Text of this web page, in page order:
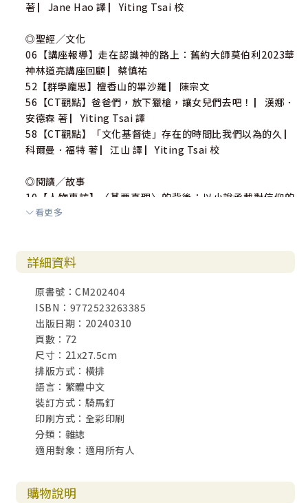
著 ▏Jane Hao 譯 ▏Yiting Tsai 校
◎聖經╱文化
06【講座報導】走在認識神的路上：舊約大師莫伯利2023華
神林道亮講座回顧 ▏蔡慎祐
52【群學龐思】檀香山的畢沙羅 ▏陳宗文
56【CT觀點】爸爸們，放下獵槍，讓女兒們去吧！ ▏漢娜．
安德森 著 ▏Yiting Tsai 譯
58【CT觀點】「文化基督徒」存在的時間比我們以為的久 ▏
科爾曼．福特 著 ▏江山 譯 ▏Yiting Tsai 校
◎閱讀╱故事
10【人物專訪】〈基要真理〉的背後：以小說承載對信仰的
疑問 ▏洪睿欣 受訪 ▏編輯室 輯
67【河馬說書堂】電磁學之父——馬克士威爾的故事（二）：
認識一生的朋友 ▏張文亮
70【讀書趣】新書上架 ▏金子煥 輯
看更多
詳細資料
原書號：CM202404
ISBN：9772523263385
出版日期：20240310
頁數：72
尺寸：21x27.5cm
排版方式：橫排
語言：繁體中文
裝訂方式：騎馬釘
印刷方式：全彩印刷
分類：雜誌
適用對象：適用所有人
購物說明